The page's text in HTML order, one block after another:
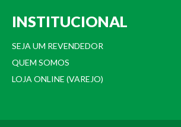
INSTITUCIONAL
SEJA UM REVENDEDOR
QUEM SOMOS
LOJA ONLINE (VAREJO)